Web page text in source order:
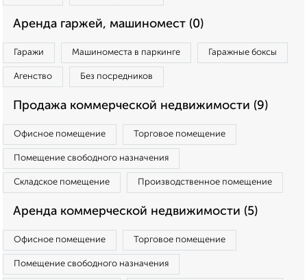
Аренда гаржей, машиномест (0)
Гаражи Машиноместа в паркинге Гаражные боксы
Агенство Без посредников
Продажа коммерческой недвижимости (9)
Офисное помещение Торговое помещение
Помещение свободного назначения
Складское помещение Производственное помещение
Аренда коммерческой недвижимости (5)
Офисное помещение Торговое помещение
Помещение свободного назначения